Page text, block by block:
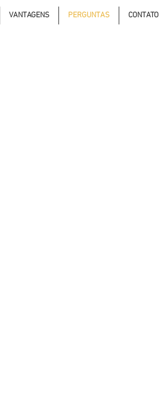
VANTAGENS PERGUNTAS CONTATO